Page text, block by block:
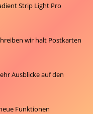
Strip Light Pro
wir halt Postkarten
Ausblicke auf den
Funktionen